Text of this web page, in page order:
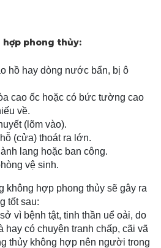
phong thủy:
hồ hay dòng nước bẩn, bị ô
cao ốc hoặc có bức tường cao
về.
(lõm vào).
(cửa) thoát ra lớn.
lang hoặc ban công.
vệ sinh.
không hợp phong thủy sẽ gây ra
tốt sau:
vì bệnh tật, tinh thần uể oải, do
hay có chuyện tranh chấp, cãi vã
thủy không hợp nên người trong